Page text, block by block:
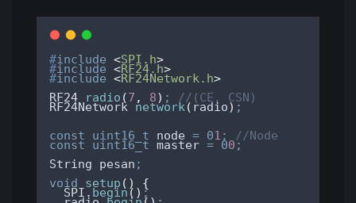
#include <SPI.h>
#include <RF24.h>
#include <RF24Network.h>
RF24
radio (7 , 8) ; //(CE, CSN)
RF24Network network( radio) ;
const
uint16_t node = 01 ; //Node
const uint16_t master = 00;
String pesan ;
void
setup () {
SPI . begin() ;